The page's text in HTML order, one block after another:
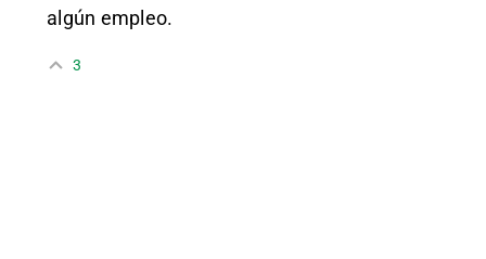
algún empleo.
3